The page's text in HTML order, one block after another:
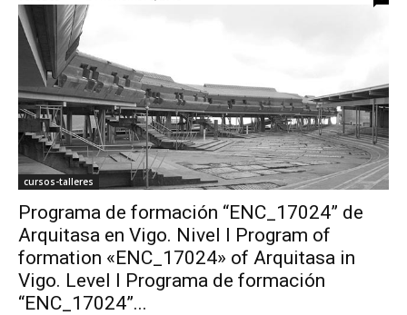
cursos-talleres
Programa de formación “ENC_17024” de
Arquitasa en Vigo. Nivel I Program of
formation «ENC_17024» of Arquitasa in
Vigo. Level I Programa de formación
“ENC_17024”...